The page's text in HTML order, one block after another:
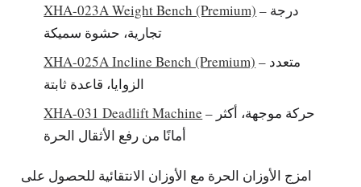
XHA-023A Weight Bench (Premium) – درجة
تجارية، حشوة سميكة
XHA-025A Incline Bench (Premium) – متعدد
الزوايا، قاعدة ثابتة
XHA-031 Deadlift Machine – حركة موجهة، أكثر
أمانًا من رفع الأثقال الحرة
امزج الأوزان الحرة مع الأوزان الانتقائية للحصول على